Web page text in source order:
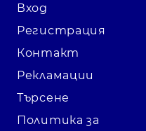
Вход
Регистрация
Контакт
Рекламации
Търсене
Политика за